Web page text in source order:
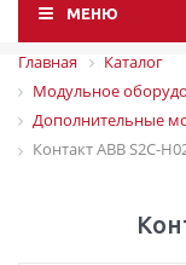
МЕНЮ
Главная
Каталог
Модульное
Дополнительные
Контакт ABB S2C-